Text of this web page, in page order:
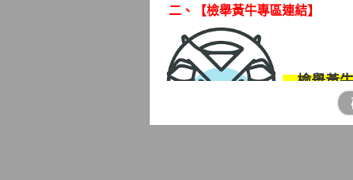
二、 【檢舉黃牛專區連結】
←檢舉黃